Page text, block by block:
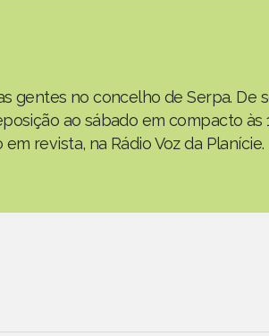
gentes no concelho de Serpa. De
ao sábado em compacto às
revista, na Rádio Voz da Planície.